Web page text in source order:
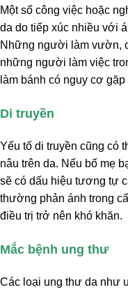
Một số công việc hoặc
da do tiếp xúc nhiều với
Những người làm vườn,
những người làm việc
làm bánh có nguy cơ
Di truyền
Yếu tố di truyền cũng có
nâu trên da. Nếu bố mẹ
sẽ có dấu hiệu tương tự
thường phản ánh trong
điều trị trở nên khó khăn.
Mắc bệnh ung thư
Các loại ung thư da như